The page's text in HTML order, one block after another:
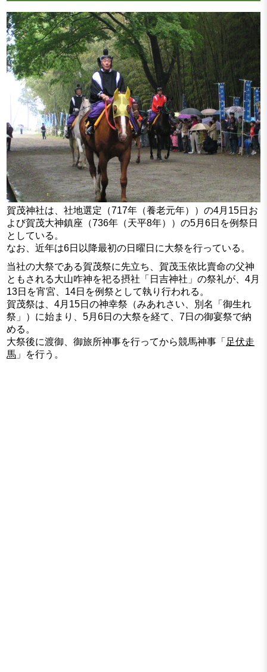
賀茂神社は、社地選定（717年（養老元年））の4月15日お
よび賀茂大神鎮座（736年（天平8年））の5月6日を例祭日
としている。
なお、近年は6日以降最初の日曜日に大祭を行っている。
当社の大祭である賀茂祭に先立ち、賀茂玉依比賣命の父神
ともされる大山咋神を祀る摂社「日吉神社」の祭礼が、4月
13日を宵宮、14日を例祭として執り行われる。
賀茂祭は、4月15日の神幸祭（みあれさい、別名「御生れ
祭」）に始まり、5月6日の大祭を経て、7日の御宴祭で納
める。
大祭後に渡御、御旅所神事を行ってから競馬神事「 足伏走
馬 」を行う。